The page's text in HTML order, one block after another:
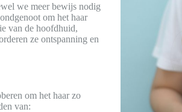
we meer bewijs nodig
om het haar
van de hoofdhuid,
ze ontspanning en
om het haar zo
van: